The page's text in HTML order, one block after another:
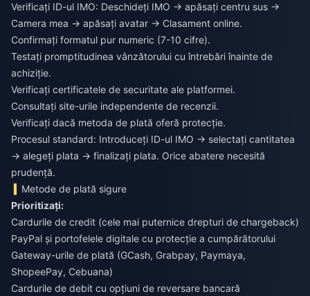
Verificați ID-ul IMO: Deschideți IMO → apăsați centru sus →
Camera mea → apăsați avatar → Clasament online.
Confirmați formatul pur numeric (7-10 cifre).
Testați promptitudinea vânzătorului cu întrebări înainte de
achiziție.
Verificați certificatele de securitate ale platformei.
Consultați site-urile independente de recenzii.
Verificați dacă metoda de plată oferă protecție.
Procesul standard: Introduceți ID-ul IMO → selectați cantitatea
→ alegeți plata → finalizați plata. Orice abatere necesită
prudență.
Metode de plată sigure
Prioritizați:
Cardurile de credit (cele mai puternice drepturi de chargeback)
PayPal și portofelele digitale cu protecție a cumpărătorului
Gateway-urile de plată (GCash, Grabpay, Paymaya,
ShopeePay, Cebuana)
Cardurile de debit cu opțiuni de reversare bancară